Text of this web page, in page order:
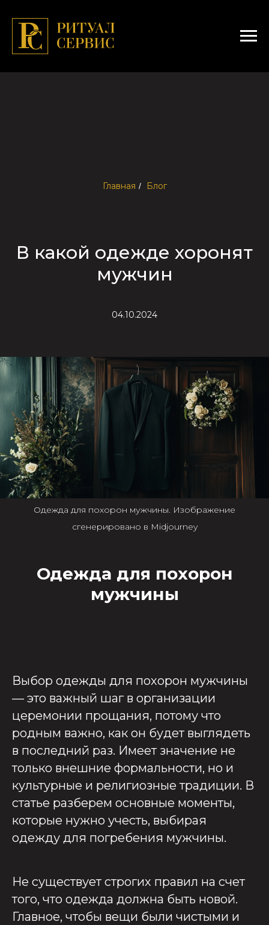
Главная / Блог
В какой одежде хоронят
мужчин
04.10.2024
Одежда для похорон мужчины. Изображение
сгенерировано в Midjourney
Одежда для похорон
мужчины
Выбор одежды для похорон мужчины
— это важный шаг в организации
церемонии прощания, потому что
родным важно, как он будет выглядеть
в последний раз. Имеет значение не
только внешние формальности, но и
культурные и религиозные традиции. В
статье разберем основные моменты,
которые нужно учесть, выбирая
одежду для погребения мужчины.
Не существует строгих правил на счет
того, что одежда должна быть новой.
Главное, чтобы вещи были чистыми и